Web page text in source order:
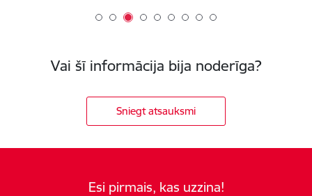
Vai šī informācija bija noderīga?
Sniegt atsauksmi
Esi pirmais, kas uzzina!